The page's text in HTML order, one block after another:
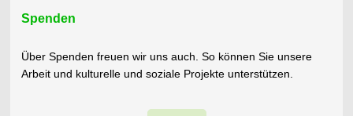
Spenden
Über Spenden freuen wir uns auch. So können Sie unsere
Arbeit und kulturelle und soziale Projekte unterstützen.